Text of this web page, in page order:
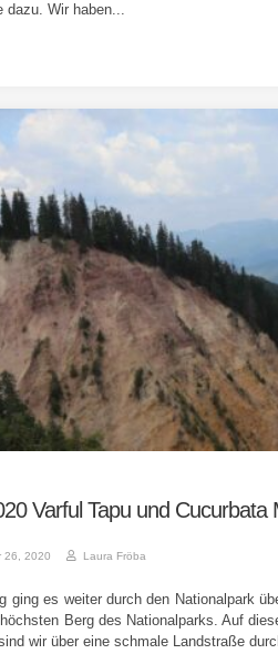
dazu. Wir haben...
Varful Tapu und Cucurbata
26, 2020 Laura Fröba
ging es weiter durch den Nationalpark
Berg des Nationalparks. Auf
wir über eine schmale Landstraße